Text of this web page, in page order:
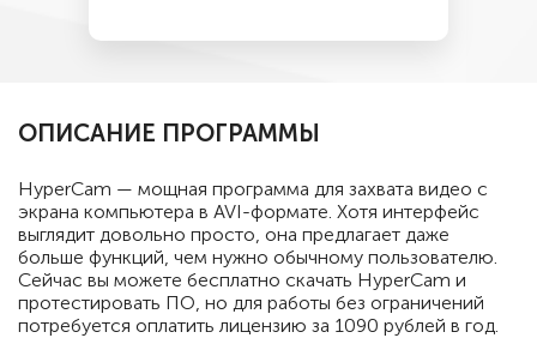
ОПИСАНИЕ ПРОГРАММЫ
HyperCam — мощная программа для захвата видео с
экрана компьютера в AVI-формате. Хотя интерфейс
выглядит довольно просто, она предлагает даже
больше функций, чем нужно обычному пользователю.
Сейчас вы можете бесплатно скачать HyperCam и
протестировать ПО, но для работы без ограничений
потребуется оплатить лицензию за 1090 рублей в год.